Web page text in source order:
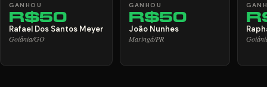
GANHOU
R$50
Rafael Dos Santos Meyer
Goiânia/GO
GANHOU
R$50
João Nunhes
Maringá/PR